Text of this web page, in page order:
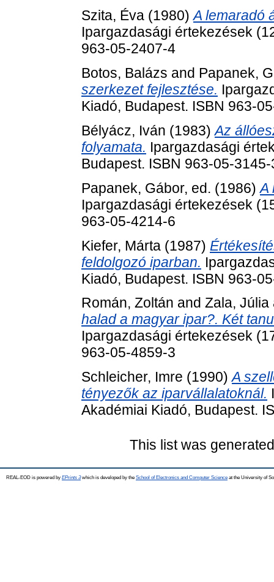
Szita, Éva (1980)A lemaradó
Ipargazdasági értekezések
963-05-2407-4
Botos, Balázs and Papanek,
szerkezet fejlesztése.
Kiadó, Budapest. ISBN 963-
Bélyácz, Iván (1983)Az
folyamata. Ipargazdasági
Budapest. ISBN 963-05-3145-
Papanek, Gábor, ed. (1986)A
Ipargazdasági értekezések
963-05-4214-6
Kiefer, Márta (1987)
feldolgozó iparban.
Kiadó, Budapest. ISBN 963-
Román, Zoltán and Zala, Júlia
halad a magyar ipar?. Két
Ipargazdasági értekezések
963-05-4859-3
Schleicher, Imre (1990)A
tényezők az iparvállalatoknál.
Akadémiai Kiadó, Budapest.
This list was
REAL-EOD is powered by EPrints 3which is developed by the School of Electronics and Computer Science at the University of